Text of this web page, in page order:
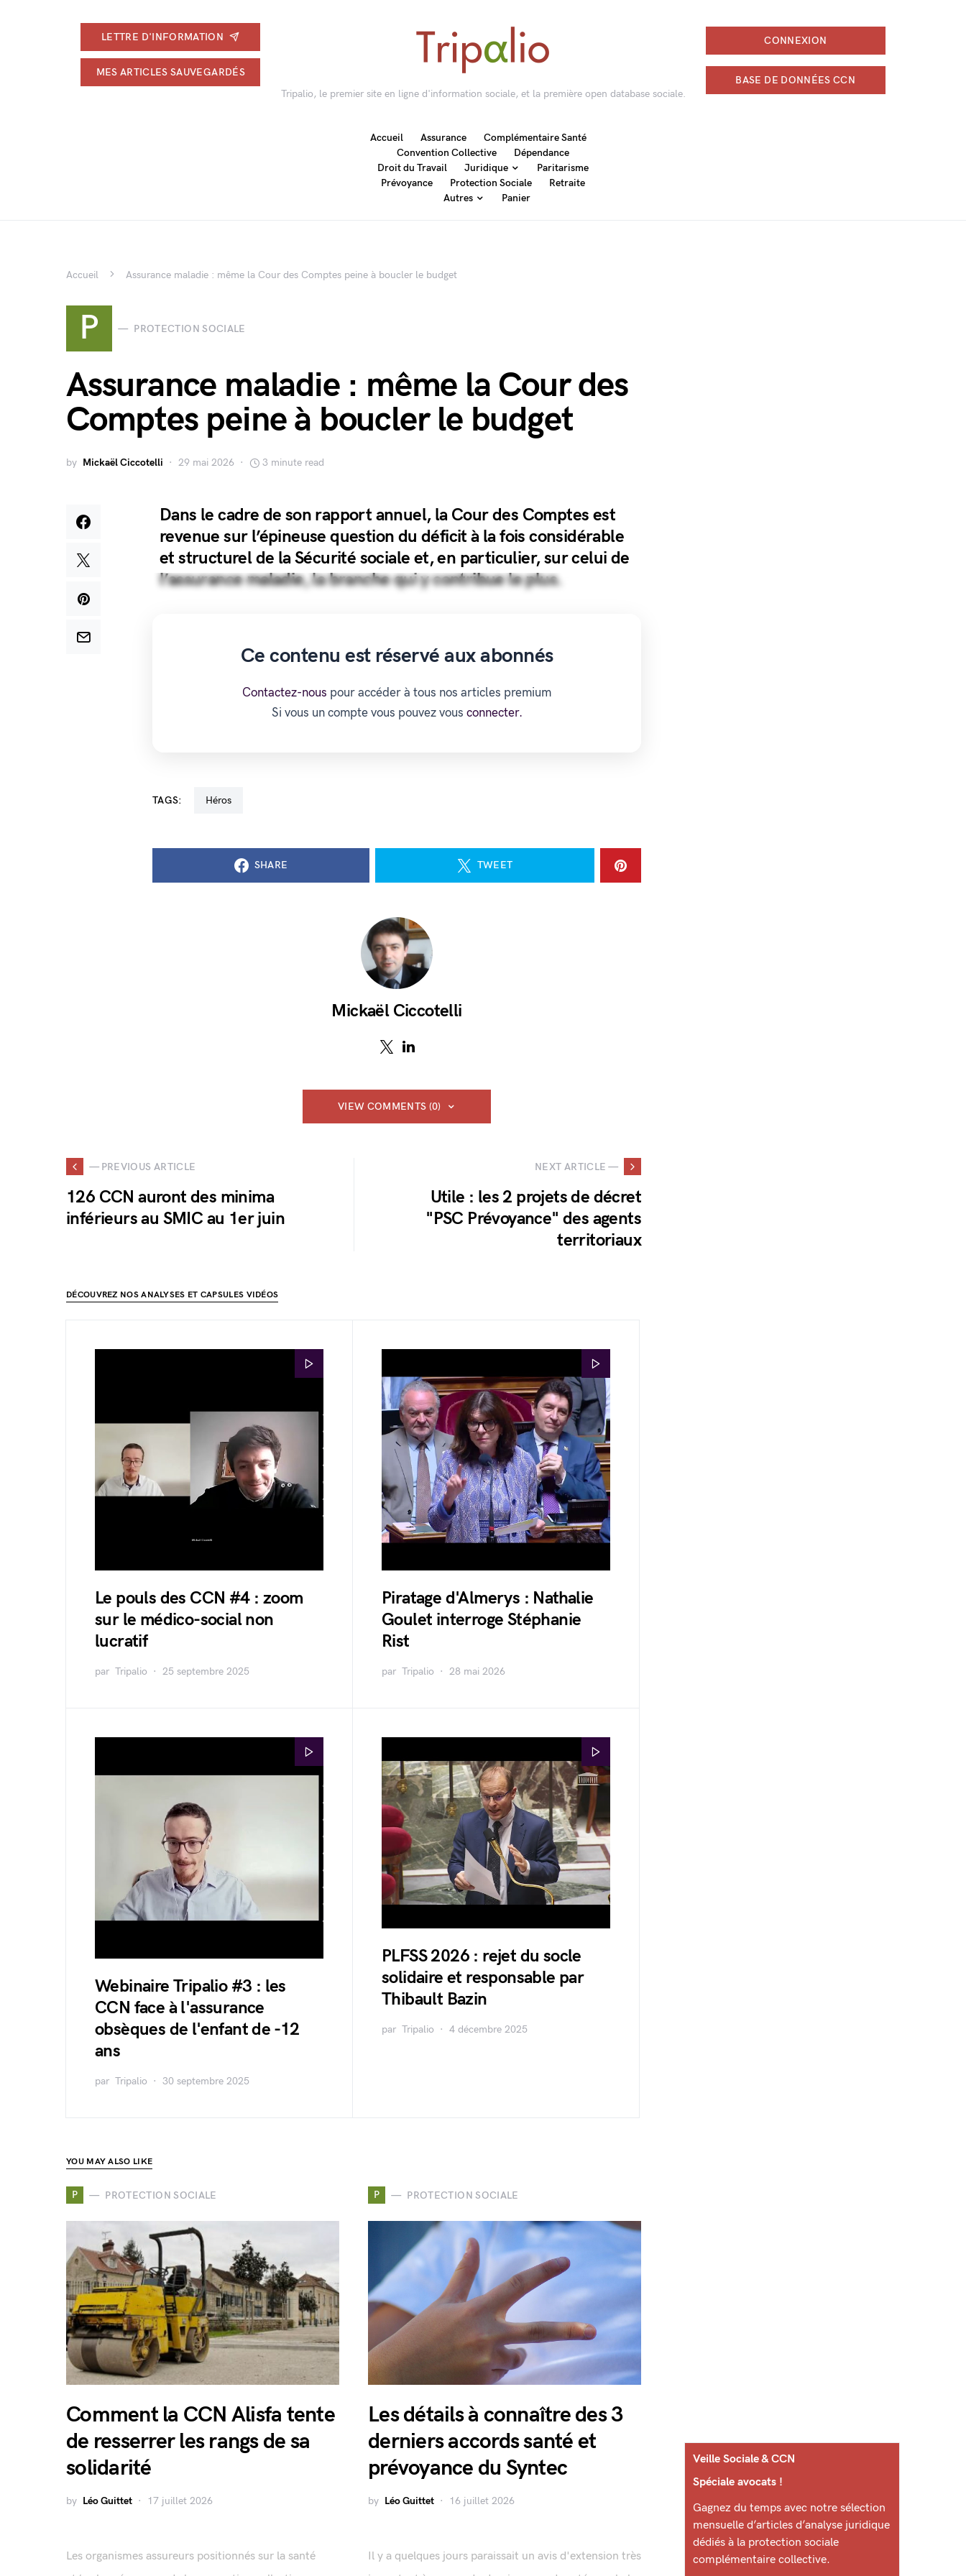
LETTRE D'INFORMATION
MES ARTICLES SAUVEGARDÉS
Tripalio, le premier site en ligne d'information sociale, et la première open database sociale.
CONNEXION
BASE DE DONNÉES CCN
Accueil Assurance
Complémentaire Santé
Convention Collective
Dépendance
Droit du Travail
Juridique
Paritarisme
Prévoyance
Protection Sociale
Retraite
Autres
Panier
Accueil Assurance maladie : même la Cour des Comptes peine à boucler le budget
P PROTECTION SOCIALE
Assurance maladie : même la Cour des
Comptes peine à boucler le budget
by Mickaël Ciccotelli 29 mai 2026 3 minute read
Dans le cadre de son rapport annuel, la Cour des Comptes est
revenue sur l’épineuse question du déficit à la fois considérable
et structurel de la Sécurité sociale et, en particulier, sur celui de
l’assurance maladie, la branche qui y contribue le plus.
Ce contenu est réservé aux abonnés
Contactez-nous pour accéder à tous nos articles premium
Si vous un compte vous pouvez vous connecter.
TAGS: Héros
SHARE TWEET
Mickaël Ciccotelli
VIEW COMMENTS (0)
— PREVIOUS ARTICLE
126 CCN auront des minima
inférieurs au SMIC au 1er juin
NEXT ARTICLE —
Utile : les 2 projets de décret
"PSC Prévoyance" des agents
territoriaux
DÉCOUVREZ NOS ANALYSES ET CAPSULES VIDÉOS
Le pouls des CCN #4 : zoom
sur le médico-social non
lucratif
par Tripalio 25 septembre 2025
Piratage d'Almerys : Nathalie
Goulet interroge Stéphanie
Rist
par Tripalio 28 mai 2026
Webinaire Tripalio #3 : les
CCN face à l'assurance
obsèques de l'enfant de -12
ans
par Tripalio 30 septembre 2025
PLFSS 2026 : rejet du socle
solidaire et responsable par
Thibault Bazin
par Tripalio 4 décembre 2025
YOU MAY ALSO LIKE
P PROTECTION SOCIALE
Comment la CCN Alisfa tente
de resserrer les rangs de sa
solidarité
by Léo Guittet 17 juillet 2026
Les organismes assureurs positionnés sur la santé
P PROTECTION SOCIALE
Les détails à connaître des 3
derniers accords santé et
prévoyance du Syntec
by Léo Guittet 16 juillet 2026
Il y a quelques jours paraissait un avis d'extension très
Veille Sociale & CCN
Spéciale avocats !
Gagnez du temps avec notre sélection
mensuelle d’articles d’analyse juridique
dédiés à la protection sociale
complémentaire collective.